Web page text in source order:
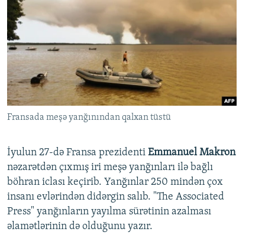
Fransada meşə yanğınından qalxan tüstü
İyulun 27-də Fransa prezidenti Emmanuel Makron
nəzarətdən çıxmış iri meşə yanğınları ilə bağlı
böhran iclası keçirib. Yanğınlar 250 mindən çox
insanı evlərindən didərgin salıb. "The Associated
Press" yanğınların yayılma sürətinin azalması
əlamətlərinin də olduğunu yazır.